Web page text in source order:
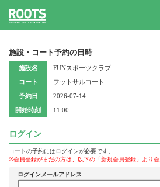
施設・コート予約の日時
施設名
コート
予約日
開始時刻
FUNスポーツクラブ
フットサルコート
2026-07-14
11:00
ログイン
コートの予約にはログインが必要です。
※会員登録がまだの方は、以下の「新規会員登録」より会
ログインメールアドレス